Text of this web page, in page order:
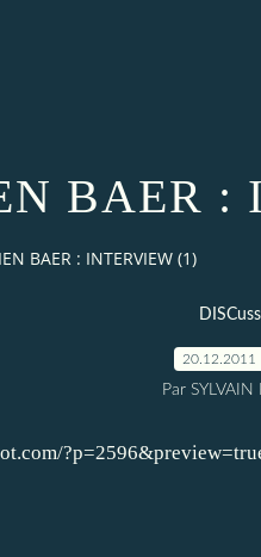
BAER :
BAER : INTERVIEW (1)
20.12.2011
Par SYLVAIN